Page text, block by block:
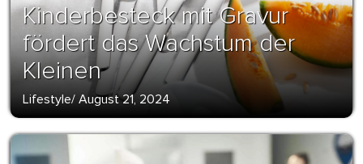
Kinderbesteck mit Gravur
fördert das Wachstum der
Kleinen
Lifestyle/ August 21, 2024